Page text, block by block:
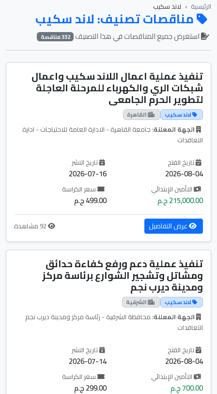
الرئيسية لاند سكيب
مناقصات تصنيف: لاند سكيب
استعرض جميع المناقصات في هذا التصنيف 332 مناقصة
تنفيذ عملية اعمال اللاند سكيب واعمال
شبكات الري والكهرباء للمرحلة العاجلة
لتطوير الحرم الجامعى
لاند سكيب القاهرة
الجهة المعلنة: جامعة القاهرة - الادارة العامة للاحتياجات - ادارة
التعاقدات
تاريخ الفتح
2026-08-04
تاريخ النشر
2026-07-16
التأمين الإبتدائي
215,000.00 ج.م
سعر الكراسة
499.00 ج.م
عرض التفاصيل
تنفيذ عملية دعم ورفع كفاءة حدائق
ومشاتل وتشجير الشوارع برئاسة مركز
ومدينة ديرب نجم
لاند سكيب الشرقية
الجهة المعلنة: محافظة الشرقية - رئاسة مركز ومدينة ديرب نجم
التعاقدات
تاريخ الفتح
2026-08-04
تاريخ النشر
2026-07-14
التأمين الإبتدائي
700.00 ج.م
سعر الكراسة
299.00 ج.م